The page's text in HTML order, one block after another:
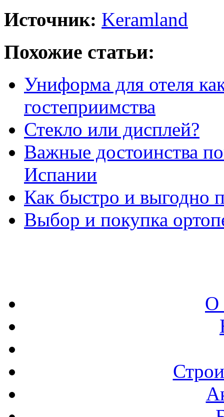
Источник: Keramland
Похожие статьи:
Униформа для отеля
гостеприимства
Стекло или дисплей?
Важные достоинства
Испании
Как быстро и выгодно
Выбор и покупка
О